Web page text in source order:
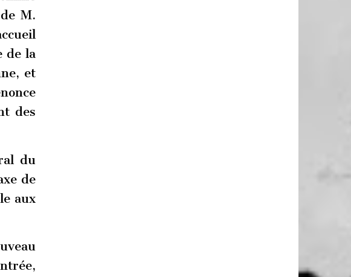
M.
de la
et
des
du
de
aux